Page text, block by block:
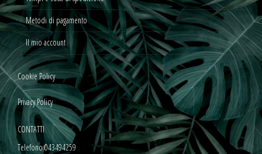
Metodi di pagamento
Il mio account
Cookie Policy
Privacy Policy
CONTATTI
Telefono 043494259